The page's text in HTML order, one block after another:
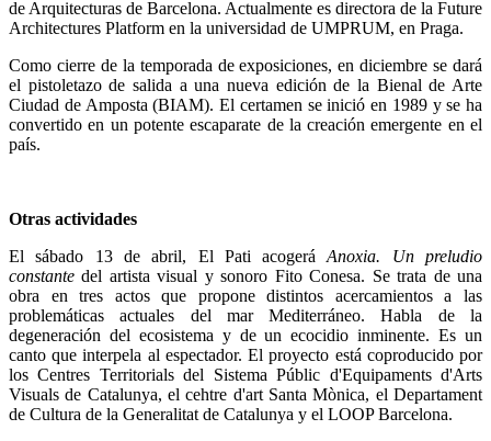
de Arquitecturas de Barcelona. Actualmente es directora de la Future
Architectures Platform en la universidad de UMPRUM, en Praga.
Como cierre de la temporada de exposiciones, en diciembre se dará
el pistoletazo de salida a una nueva edición de la Bienal de Arte
Ciudad de Amposta (BIAM). El certamen se inició en 1989 y se ha
convertido en un potente escaparate de la creación emergente en el
país.
Otras actividades
El sábado 13 de abril, El Pati acogeráAnoxia. Un preludio
constante del artista visual y sonoro Fito Conesa. Se trata de una
obra en tres actos que propone distintos acercamientos a las
problemáticas actuales del mar Mediterráneo. Habla de la
degeneración del ecosistema y de un ecocidio inminente. Es un
canto que interpela al espectador. El proyecto está coproducido por
los Centres Territorials del Sistema Públic d'Equipaments d'Arts
Visuals de Catalunya, el cehtre d'art Santa Mònica, el Departament
de Cultura de la Generalitat de Catalunya y el LOOP Barcelona.